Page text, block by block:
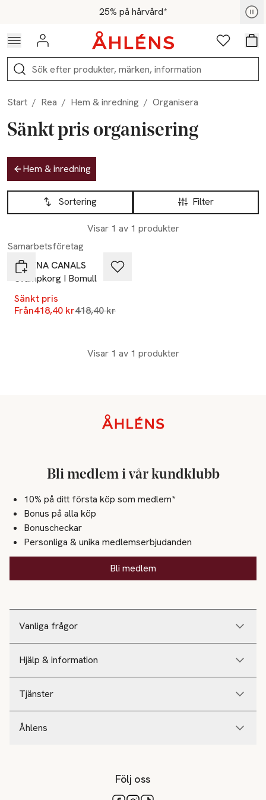
Hoppa till navigationsmenyn25% på hårvård*
För medlemmar - Shoppa nu
Logga in Favoriter
Sök
Start / Rea / Hem & inredning / Organisera
Sänkt pris organisering
Hoppa till produktsidan
Hem & inredning
Hoppa till produktsidan
Filter
Sortering
Visar 1 av 1 produkter
Lista över produkter
Samarbetsföretag
LORENA CANALS
Svampkorg I Bomull
Sänkt pris
Från418,40 krLägsta pris 30 dagar
418,40 kr
Visar 1 av 1 produkter
Vanliga frågor
Hjälp & information
Tjänster
Åhlens
Bli medlem i vår kundklubb
10% på ditt första köp som medlem*
Bonus på alla köp
Bonuscheckar
Personliga & unika medlemserbjudanden
Bli medlem
Följ oss